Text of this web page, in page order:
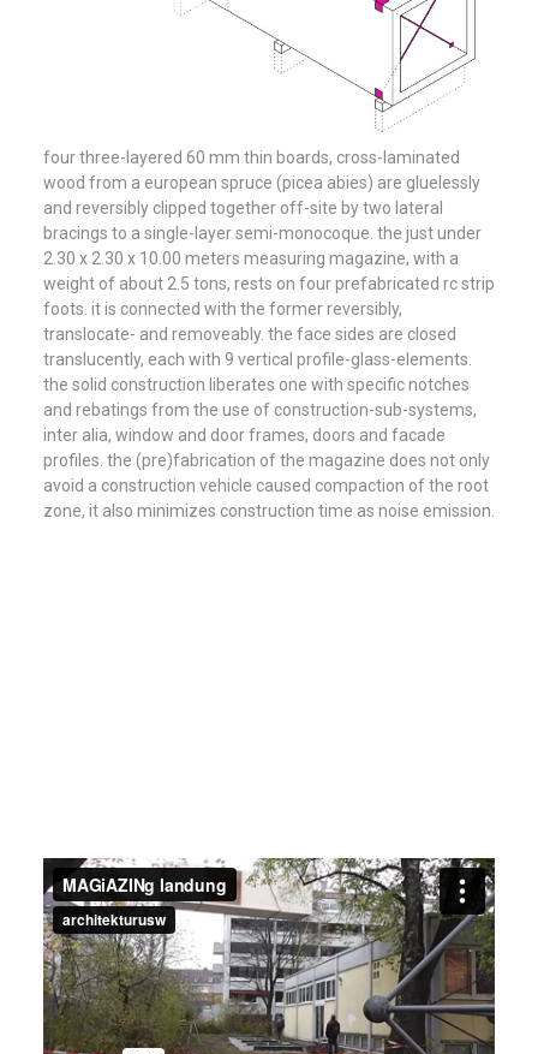
four three-layered 60 mm thin boards, cross-laminated
wood from a european spruce (picea abies) are gluelessly
and reversibly clipped together off-site by two lateral
bracings to a single-layer semi-monocoque. the just under
2.30 x 2.30 x 10.00 meters measuring magazine, with a
weight of about 2.5 tons, rests on four prefabricated rc strip
foots. it is connected with the former reversibly,
translocate- and removeably. the face sides are closed
translucently, each with 9 vertical profile-glass-elements.
the solid construction liberates one with specific notches
and rebatings from the use of construction-sub-systems,
inter alia, window and door frames, doors and facade
profiles. the (pre)fabrication of the magazine does not only
avoid a construction vehicle caused compaction of the root
zone, it also minimizes construction time as noise emission.